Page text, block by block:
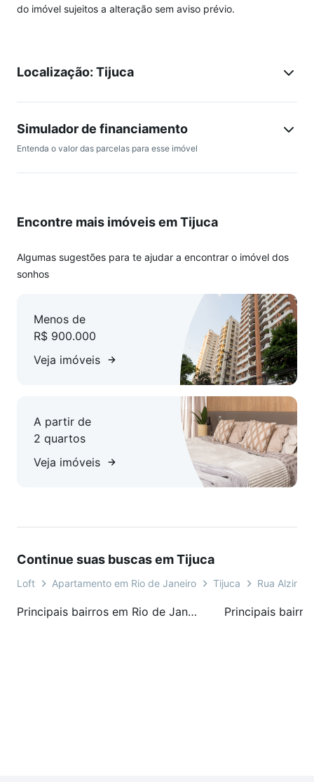
do imóvel sujeitos a alteração sem aviso prévio.
Localização: Tijuca
Simulador de financiamento
Entenda o valor das parcelas para esse imóvel
Encontre mais imóveis em Tijuca
Algumas sugestões para te ajudar a encontrar o imóvel dos
sonhos
Menos de
R$ 900.000
Veja imóveis
A partir de
2 quartos
Veja imóveis
Continue suas buscas em Tijuca
Loft Apartamento em Rio de Janeiro Tijuca Rua Alzira
Principais bairros em Rio de Janeiro, RJ